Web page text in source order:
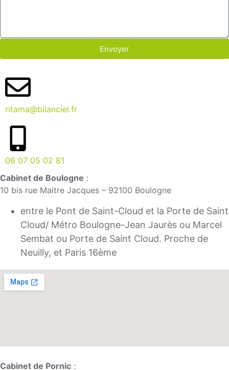
Envoyer
ritama@bilanciel.fr
06 07 05 02 81
Cabinet de Boulogne :
10 bis rue Maitre Jacques – 92100 Boulogne
entre le Pont de Saint-Cloud et la Porte de Saint
Cloud/ Métro Boulogne-Jean Jaurès ou Marcel
Sembat ou Porte de Saint Cloud. Proche de
Neuilly, et Paris 16ème
Cabinet de Pornic :